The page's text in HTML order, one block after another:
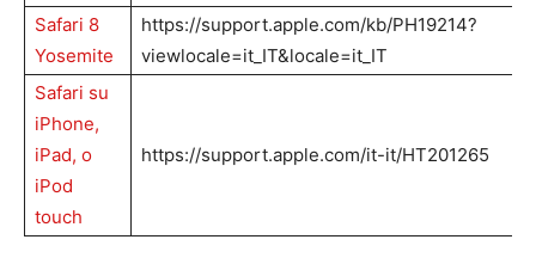
Safari 8
Yosemite
https://support.apple.com/kb/PH19214?
viewlocale=it_IT&locale=it_IT
Safari su
iPhone,
iPad, o
iPod
touch
https://support.apple.com/it-it/HT201265